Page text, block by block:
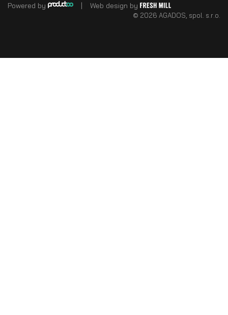
Powered by | Web design by
© 2026 AGADOS, spol. s.r.o.